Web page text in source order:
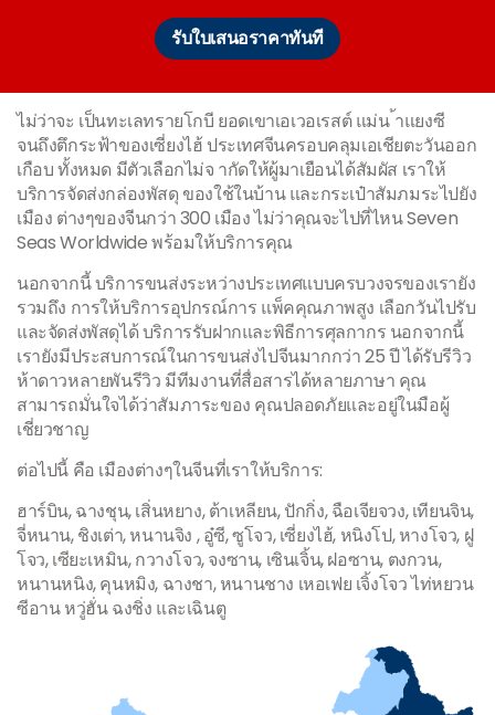
รับใบเสนอราคาทันที
ไม่ว่าจะ เป็นทะเลทรายโกบี ยอดเขาเอเวอเรสต์ แม่น ้าแยงซี
จนถึงตึกระฟ้าของเซี่ยงไฮ้ ประเทศจีนครอบคลุมเอเชียตะวันออก
เกือบ ทั้งหมด มีตัวเลือกไม่จ ากัดให้ผู้มาเยือนได้สัมผัส เราให้
บริการจัดส่งกล่องพัสดุ ของใช้ในบ้าน และกระเป๋าสัมภมระไปยัง
เมือง ต่างๆของจีนกว่า 300 เมือง ไม่ว่าคุณจะไปที่ไหน Seven
Seas Worldwide พร้อมให้บริการคุณ
นอกจากนี้ บริการขนส่งระหว่างประเทศแบบครบวงจรของเรายัง
รวมถึง การให้บริการอุปกรณ์การ แพ็คคุณภาพสูง เลือกวันไปรับ
และจัดส่งพัสดุได้ บริการรับฝากและพิธีการศุลกากร นอกจากนี้
เรายังมีประสบการณ์ในการขนส่งไปจีนมากกว่า 25 ปี ได้รับรีวิว
ห้าดาวหลายพันรีวิว มีทีมงานที่สื่อสารได้หลายภาษา คุณ
สามารถมั่นใจได้ว่าสัมภาระของ คุณปลอดภัยและอยู่ในมือผู้
เชี่ยวชาญ
ต่อไปนี้ คือ เมืองต่างๆในจีนที่เราให้บริการ:
ฮาร์บิน, ฉางชุน, เสิ่นหยาง, ต้าเหลียน, ปักกิ่ง, ฉือเจียจวง, เทียนจิน,
จี่หนาน, ชิงเต่า, หนานจิง , อู๋ซี, ซูโจว, เซี่ยงไฮ้, หนิงโป, หางโจว, ฝู
โจว, เซียะเหมิน, กวางโจว, จงซาน, เซินเจิ้น, ฝอซาน, ตงกวน,
หนานหนิง, คุนหมิง, ฉางชา, หนานชาง เหอเฟย เจิ้งโจว ไท่หยวน
ซีอาน หวู่ฮั่น ฉงชิ่ง และเฉินตู